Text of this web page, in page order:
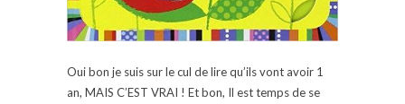
Oui bon je suis sur le cul de lire qu’ils vont avoir 1
an, MAIS C’EST VRAI ! Et bon, Il est temps de se